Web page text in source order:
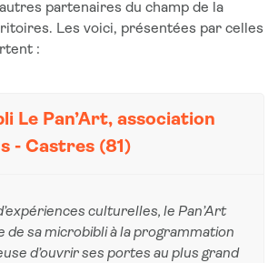
partenaires du champ de la
Les voici, présentées par celles
:
Le Pan’Art, association
- Castres (81)
culturelles, le Pan’Art
de sa microbibli à la programmation
d’ouvrir ses portes au plus grand